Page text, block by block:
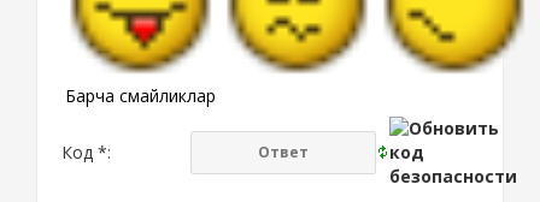
Барча смайликлар
Код *: